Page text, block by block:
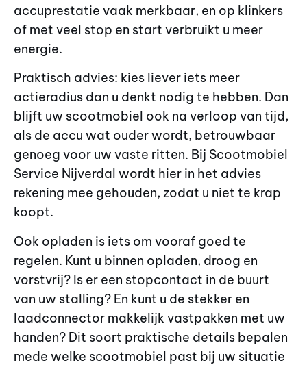
accuprestatie vaak merkbaar, en op klinkers
of met veel stop en start verbruikt u meer
energie.
Praktisch advies: kies liever iets meer
actieradius dan u denkt nodig te hebben. Dan
blijft uw scootmobiel ook na verloop van tijd,
als de accu wat ouder wordt, betrouwbaar
genoeg voor uw vaste ritten. Bij Scootmobiel
Service Nijverdal wordt hier in het advies
rekening mee gehouden, zodat u niet te krap
koopt.
Ook opladen is iets om vooraf goed te
regelen. Kunt u binnen opladen, droog en
vorstvrij? Is er een stopcontact in de buurt
van uw stalling? En kunt u de stekker en
laadconnector makkelijk vastpakken met uw
handen? Dit soort praktische details bepalen
mede welke scootmobiel past bij uw situatie